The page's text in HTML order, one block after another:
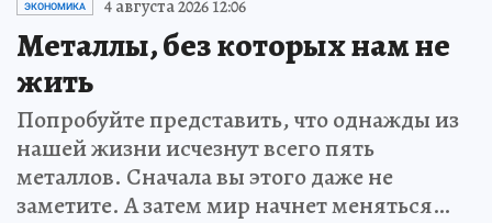
ЭКОНОМИКА 4 августа 2026 12:06
Металлы, без которых нам не
жить
Попробуйте представить, что однажды из
нашей жизни исчезнут всего пять
металлов. Сначала вы этого даже не
заметите. А затем мир начнет меняться…